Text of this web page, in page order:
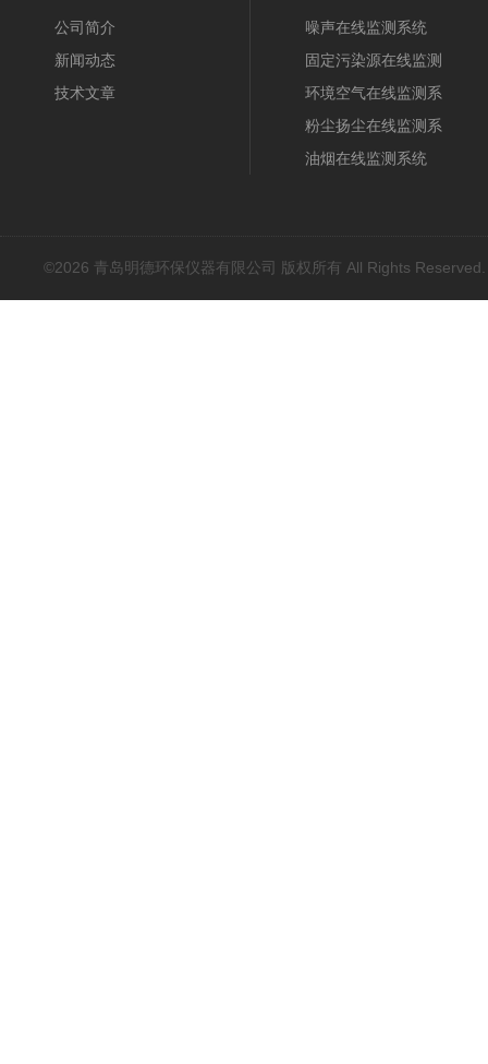
公司简介
新闻动态
技术文章
噪声在线监测系统
固定污染源在线监测
系统
环境空气在线监测系
统
粉尘扬尘在线监测系
统
油烟在线监测系统
©2026 青岛明德环保仪器有限公司 版权所有 All Rights